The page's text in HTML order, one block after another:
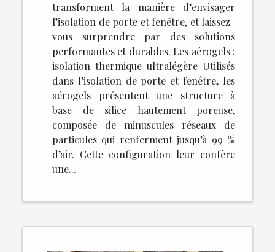
transforment la manière d’envisager
l’isolation de porte et fenêtre, et laissez-
vous surprendre par des solutions
performantes et durables. Les aérogels :
isolation thermique ultralégère Utilisés
dans l’isolation de porte et fenêtre, les
aérogels présentent une structure à
base de silice hautement poreuse,
composée de minuscules réseaux de
particules qui renferment jusqu’à 99 %
d’air. Cette configuration leur confère
une...